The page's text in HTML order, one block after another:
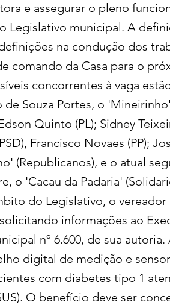
e assegurar o pleno
Legislativo municipal. A
na condução dos
comando da Casa para o
concorrentes à vaga
Souza Portes, o
Quinto (PL); Sidney
Francisco Novaes (PP);
(Republicanos), e o atual
o 'Cacau da Padaria'
do Legislativo, o
informações ao
nº 6.600, de sua
digital de medição e
com diabetes tipo 1
O benefício deve ser